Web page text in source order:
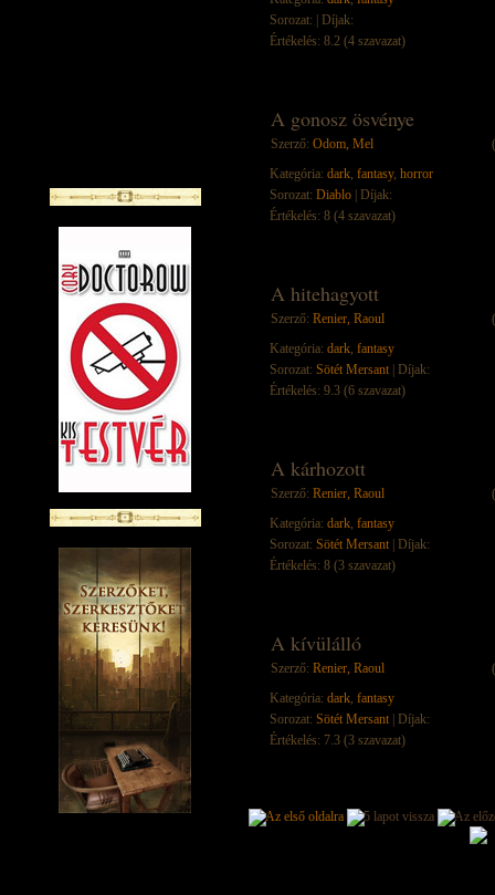
Sorozat:
| Díjak:
Értékelés: 8.2 (4 szavazat)
A gonosz ösvénye
Szerző: Odom, Mel
Kategória: dark, fantasy, horror
Sorozat: Diablo | Díjak:
Értékelés: 8 (4 szavazat)
A hitehagyott
Szerző: Renier, Raoul
Kategória: dark, fantasy
Sorozat: Sötét Mersant | Díjak:
Értékelés: 9.3 (6 szavazat)
A kárhozott
Szerző: Renier, Raoul
Kategória: dark, fantasy
Sorozat: Sötét Mersant | Díjak:
Értékelés: 8 (3 szavazat)
A kívülálló
Szerző: Renier, Raoul
Kategória: dark, fantasy
Sorozat: Sötét Mersant | Díjak:
Értékelés: 7.3 (3 szavazat)